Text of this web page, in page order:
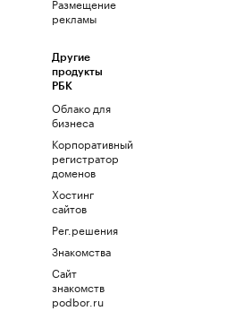
рекламы
Другие
продукты
РБК
Облако для
бизнеса
Корпоративный
регистратор
доменов
Хостинг
сайтов
Рег.решения
Знакомства
Сайт
знакомств
podbor.ru